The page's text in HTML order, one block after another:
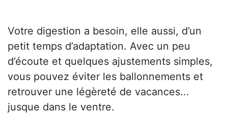
Votre digestion a besoin, elle aussi, d’un
petit temps d’adaptation. Avec un peu
d’écoute et quelques ajustements simples,
vous pouvez éviter les ballonnements et
retrouver une légèreté de vacances...
jusque dans le ventre.